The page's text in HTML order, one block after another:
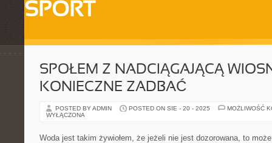
SPORT
SPOŁEM Z NADCIĄGAJĄCĄ
KONIECZNE ZADBAĆ
POSTED BY ADMIN POSTED ON SIE - 20 - 2025
MOŻLIWOŚĆ
WYŁĄCZONA
Woda jest takim żywiołem, że jeżeli nie jest dozorowana, to